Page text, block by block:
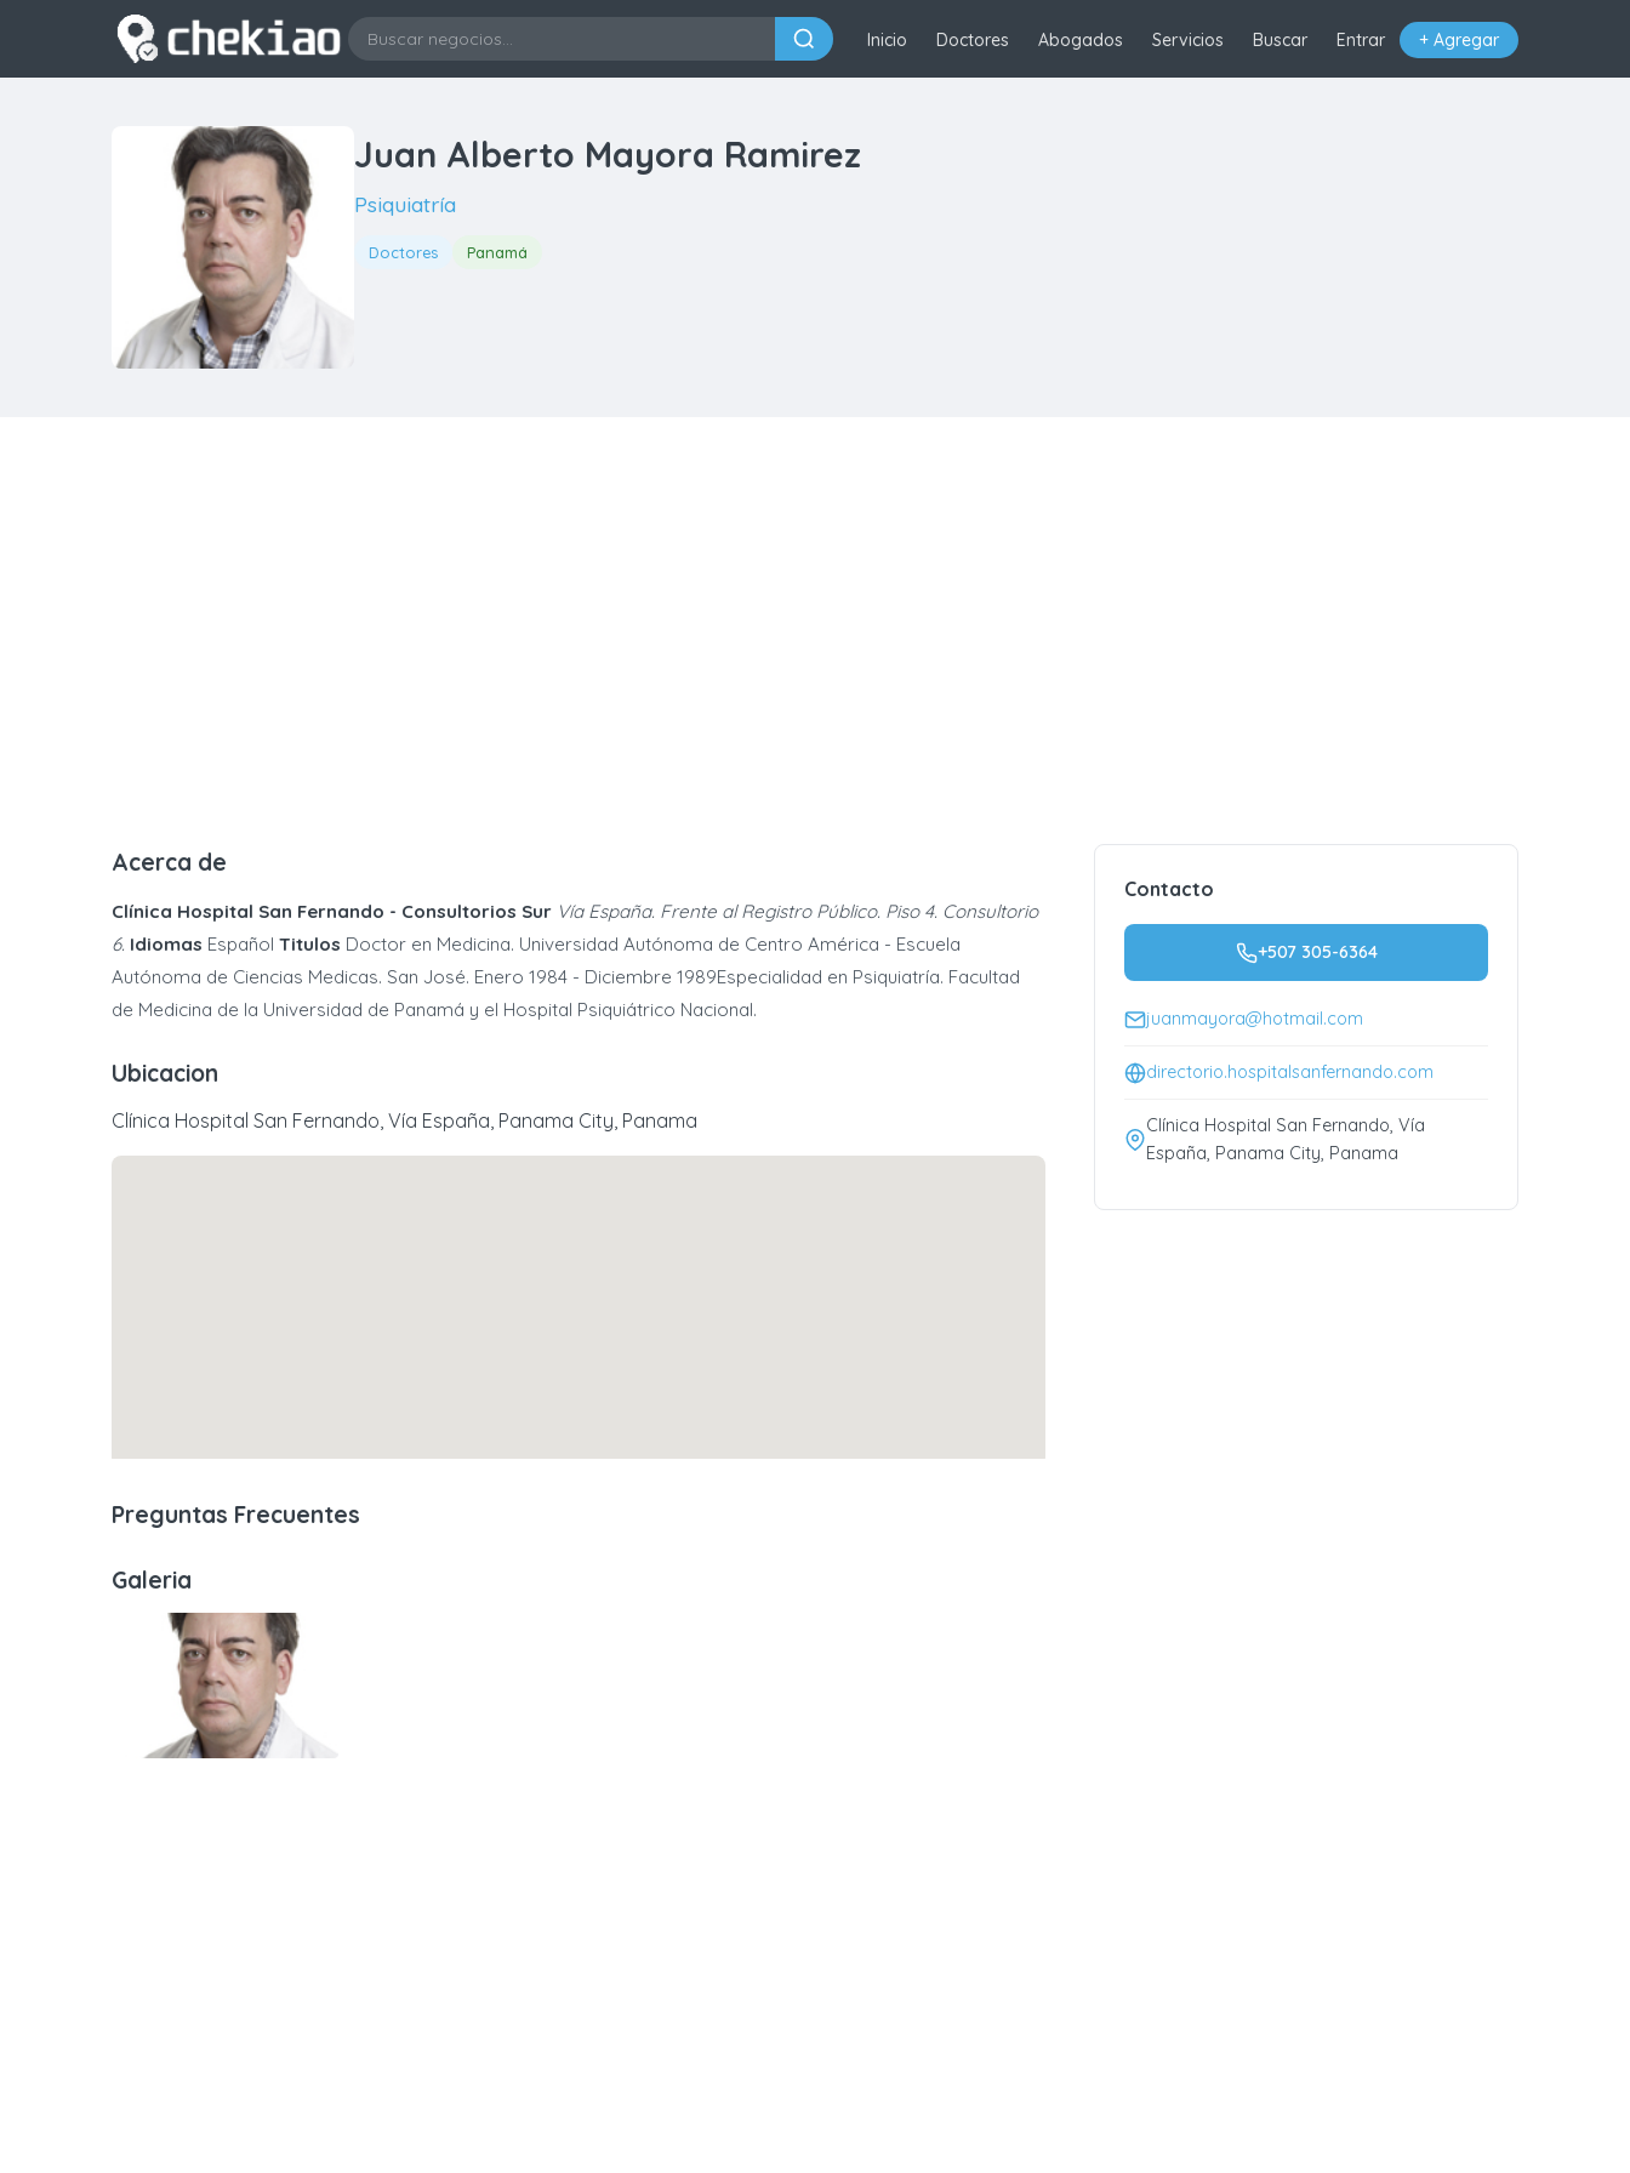
Inicio Doctores Abogados Servicios Buscar Entrar + Agregar
Juan Alberto Mayora Ramirez
Psiquiatría
Doctores Panamá
Acerca de
Clínica Hospital San Fernando - Consultorios Sur Vía España. Frente al Registro Público. Piso 4. Consultorio
6. Idiomas Español Titulos Doctor en Medicina. Universidad Autónoma de Centro América - Escuela
Autónoma de Ciencias Medicas. San José. Enero 1984 - Diciembre 1989Especialidad en Psiquiatría. Facultad
de Medicina de la Universidad de Panamá y el Hospital Psiquiátrico Nacional.
Ubicacion
Clínica Hospital San Fernando, Vía España, Panama City, Panama
Preguntas Frecuentes
Galeria
Contacto
+507 305-6364
juanmayora@hotmail.com
directorio.hospitalsanfernando.com
Clínica Hospital San Fernando, Vía
España, Panama City, Panama